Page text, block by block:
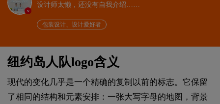
v
设计师太懒，还没有自我介绍……
包装设计、设计爱好者
纽约岛人队logo含义
现代的变化几乎是一个精确的复制以前的标志。它保留
了相同的结构和元素安排：一张大写字母的地图，背景